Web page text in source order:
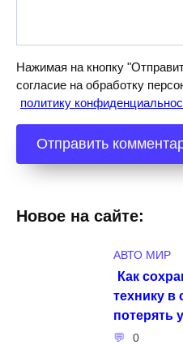
Нажимая на кнопку
согласие на обработку
политику
Новое на сайте:
АВТО МИР
Как
технику в
потерять
0